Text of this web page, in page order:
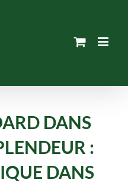
DANS
:
DANS